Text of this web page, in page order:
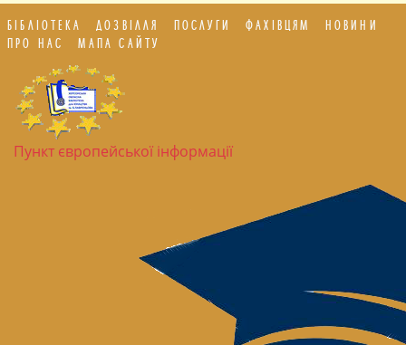
БІБЛІОТЕКА ДОЗВІЛЛЯ ПОСЛУГИ ФАХІВЦЯМ
НОВИНИ
ПРО НАС
МАПА САЙТУ
Пункт європейської інформації